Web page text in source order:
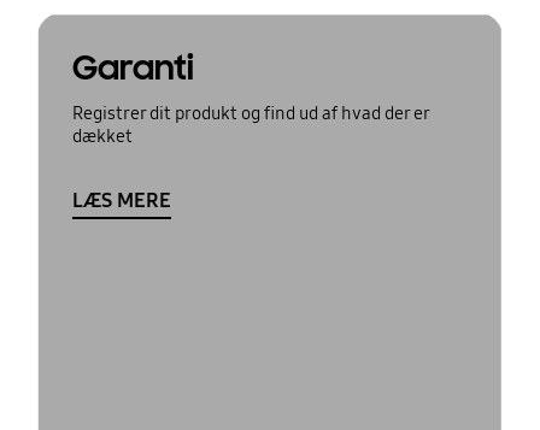
Garanti
Registrer dit produkt og find ud af hvad der er
dækket
LÆS MERE